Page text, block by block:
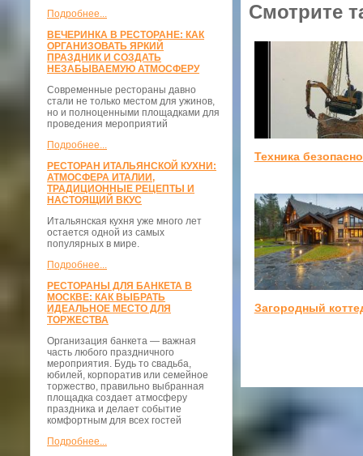
Подробнее...
ВЕЧЕРИНКА В РЕСТОРАНЕ: КАК
ОРГАНИЗОВАТЬ ЯРКИЙ
ПРАЗДНИК И СОЗДАТЬ
НЕЗАБЫВАЕМУЮ АТМОСФЕРУ
Современные рестораны давно
стали не только местом для ужинов,
но и полноценными площадками для
проведения мероприятий
Подробнее...
РЕСТОРАН ИТАЛЬЯНСКОЙ КУХНИ:
АТМОСФЕРА ИТАЛИИ,
ТРАДИЦИОННЫЕ РЕЦЕПТЫ И
НАСТОЯЩИЙ ВКУС
Итальянская кухня уже много лет
остается одной из самых
популярных в мире.
Подробнее...
РЕСТОРАНЫ ДЛЯ БАНКЕТА В
МОСКВЕ: КАК ВЫБРАТЬ
ИДЕАЛЬНОЕ МЕСТО ДЛЯ
ТОРЖЕСТВА
Организация банкета — важная
часть любого праздничного
мероприятия. Будь то свадьба,
юбилей, корпоратив или семейное
торжество, правильно выбранная
площадка создает атмосферу
праздника и делает событие
комфортным для всех гостей
Подробнее...
Смотрите
Техника
Загородный